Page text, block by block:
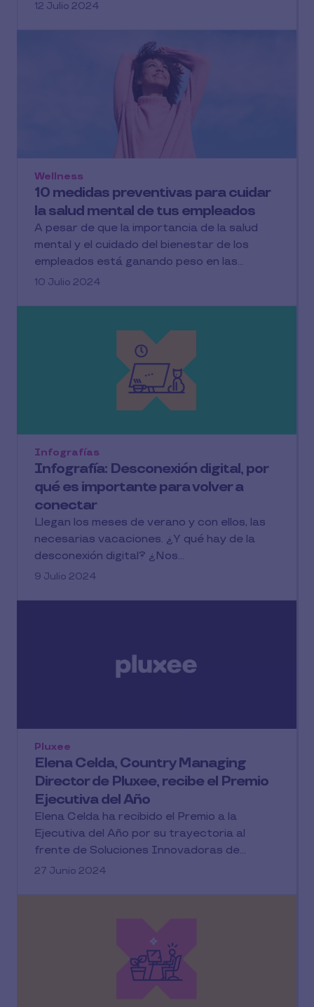
12 Julio 2024
10 medidas preventivas para cuidar
la salud mental de tus empleados
Wellness
A pesar de que la importancia de la salud
mental y el cuidado del bienestar de los
empleados está ganando peso en las...
10 Julio 2024
Infografía: Desconexión digital, por
qué es importante para volver a
conectar
Infografías
Llegan los meses de verano y con ellos, las
necesarias vacaciones. ¿Y qué hay de la
desconexión digital? ¿Nos...
9 Julio 2024
Elena Celda, Country Managing
Director de Pluxee, recibe el Premio
Ejecutiva del Año
Pluxee
Elena Celda ha recibido el Premio a la
Ejecutiva del Año por su trayectoria al
frente de Soluciones Innovadoras de...
27 Junio 2024